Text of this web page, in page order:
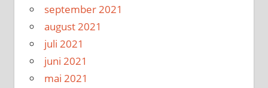
september 2021
august 2021
juli 2021
juni 2021
mai 2021